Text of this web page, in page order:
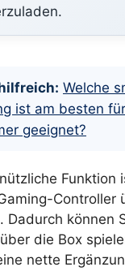
Welche
ist am besten
geeignet?
Funktion
Controller
Dadurch können
die Box
nette